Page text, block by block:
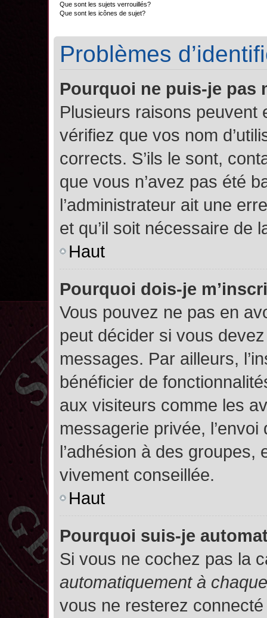
Que sont les sujets verrouillés?
Que sont les icônes de sujet?
Problèmes
Pourquoi ne puis-je pas
Plusieurs raisons peuvent
vérifiez que vos nom
corrects. S’ils le sont,
que vous n’avez pas été
l’administrateur ait une
et qu’il soit nécessaire de
Haut
Pourquoi dois-je
Vous pouvez ne pas en
peut décider si vous
messages. Par ailleurs,
bénéficier de
aux visiteurs comme les
messagerie privée,
l’adhésion à des groupes,
vivement conseillée.
Haut
Pourquoi suis-je
Si vous ne cochez pas la
automatiquement à
vous ne resterez